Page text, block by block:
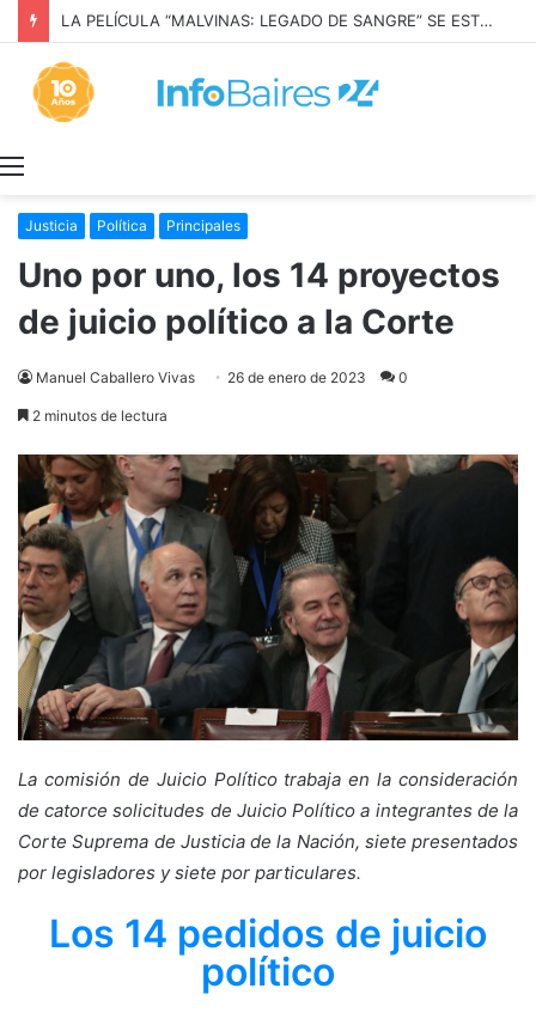
Justicia Política Principales
Uno por uno, los 14 proyectos
de juicio político a la Corte
Manuel Caballero Vivas 26 de enero de 2023 0
2 minutos de lectura
La comisión de Juicio Político trabaja en la consideración
de catorce solicitudes de Juicio Político a integrantes de la
Corte Suprema de Justicia de la Nación, siete presentados
por legisladores y siete por particulares.
Los 14 pedidos de juicio
político